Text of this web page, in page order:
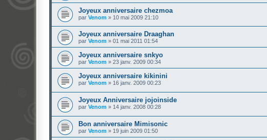
Joyeux anniversaire chezmoa
par Venom » 10 mai 2009 21:10
Joyeux anniversaire Draaghan
par Venom » 01 mai 2011 01:54
Joyeux anniversaire snkyo
par Venom » 23 janv. 2009 00:34
Joyeux anniversaire kikinini
par Venom » 16 janv. 2009 00:23
Joyeux Anniversaire jojoinside
par Venom » 14 janv. 2008 00:28
Bon anniversaire Mimisonic
par Venom » 19 juin 2009 01:50